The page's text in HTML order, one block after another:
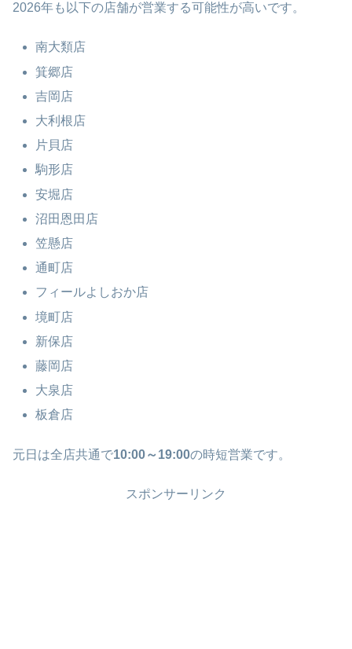
2026年も以下の店舗が営業する可能性が高いです。
南大類店
箕郷店
吉岡店
大利根店
片貝店
駒形店
安堀店
沼田恩田店
笠懸店
通町店
フィールよしおか店
境町店
新保店
藤岡店
大泉店
板倉店
元日は全店共通で10:00～19:00の時短営業です。
スポンサーリンク